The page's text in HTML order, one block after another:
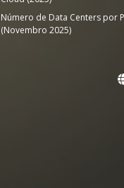
Número de Data Centers por
(Novembro 2025)